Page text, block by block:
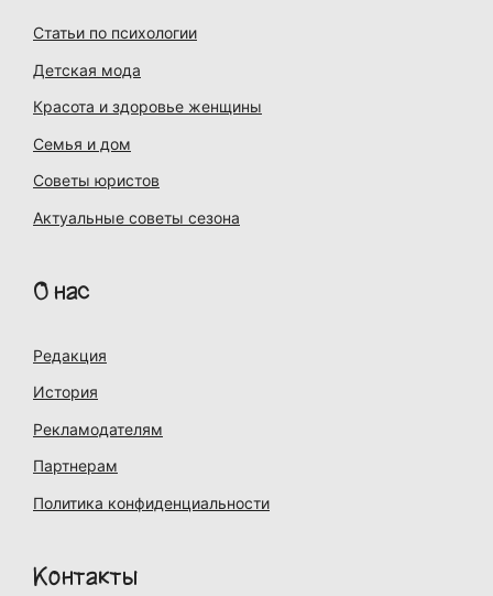
Статьи по психологии
Детская мода
Красота и здоровье женщины
Семья и дом
Советы юристов
Актуальные советы сезона
О нас
Редакция
История
Рекламодателям
Партнерам
Политика конфиденциальности
Контакты